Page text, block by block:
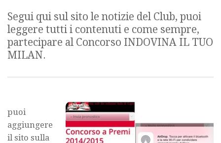
Segui qui sul sito le notizie del Club, puoi
leggere tutti i contenuti e come sempre,
partecipare al Concorso INDOVINA IL TUO
MILAN.
puoi
aggiungere
il sito sulla